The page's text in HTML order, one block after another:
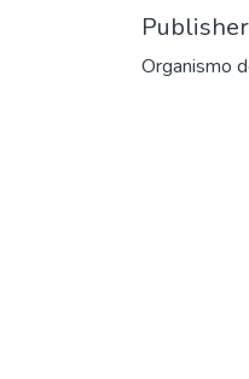
Publisher
Organismo